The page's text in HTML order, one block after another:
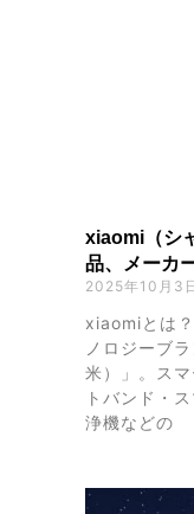
xiaomi（シ
品、メーカ
2025年10月3
xiaomiとは
ノロジーブ
米）」。ス
トバンド・
浄機などの